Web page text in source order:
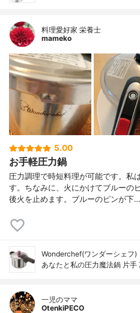
料理愛好家 栄養士
mameko
5.00
お手軽圧力鍋
圧力調理で時短料理が可能です。私
す。ちなみに、火にかけてブルーの
後火を止めます。ブルーのピンが下…
Wonderchef(ワンダーシェフ)
あなたと私の圧力魔法鍋 片
一児のママ
OtenkiPECO